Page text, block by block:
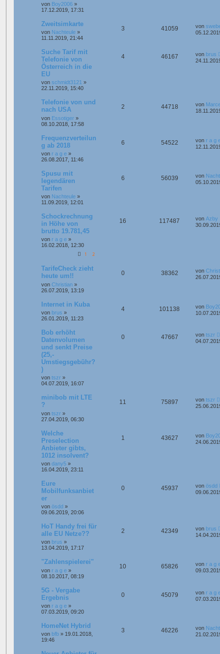
von Boy2006 »
17.12.2019, 17:31
Zweitsimkarte
von Nachteule »
11.11.2019, 21:44
3 41059 von
Suche Tarif mit
Telefonie von
Österreich in die
EU
von schmidt3121 »
22.11.2019, 15:40
4 46167 von brus
Telefonie von und
nach USA
von Essotiger »
08.10.2018, 17:58
2 44718 von
Frequenzverteilun
g ab 2018
von r a g e »
26.08.2017, 11:46
6 54522 von r a g
Spusu mit
legendären
Tarifen
von Nachteule »
11.09.2019, 12:01
6 56039 von
Schockrechnung
in Höhe von
brutto 19.781,45
von r a g e »
16.02.2018, 12:30
1 2
16 117487 von Azby
TarifeCheck zieht
heute um!!
von Christian »
26.07.2019, 13:19
0 38362 von
Internet in Kuba
von brus »
26.01.2019, 11:23
4 101138 von
Bob erhöht
Datenvolumen
und senkt Preise
(25,-
Umstiegsgebühr?
)
von tszr »
04.07.2019, 16:07
0 47667 von tszr
minibob mit LTE
?
von tszr »
27.04.2019, 06:30
11 75897 von tszr
Welche
Preselection
Anbieter gibts,
1012 insolvent?
von dany5 »
16.04.2019, 23:11
1 43627 von
Eure
Mobilfunksanbiet
er
von ösdd »
09.06.2019, 20:06
0 45937 von ösdd
HoT Handy frei für
alle EU Netze??
von brus »
13.04.2019, 17:17
2 42349 von brus
"Zahlenspielerei"
von r a g e »
08.10.2017, 08:19
10 65826 von r a g
5G - Vergabe
Ergebnis
von r a g e »
07.03.2019, 09:20
0 45079 von r a g
HomeNet Hybrid
von bfb » 19.01.2018,
19:46
3 46226 von